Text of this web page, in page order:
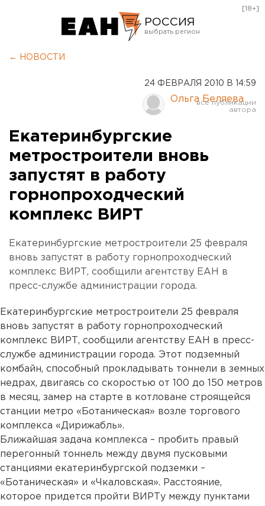
РОССИЯ
Курган
Оренбург
[18+]
← НОВОСТИ
24 ФЕВРАЛЯ 2010 В 14:59
Ольга Беляева
Екатеринбургские
метростроители вновь
запустят в работу
горнопроходческий
комплекс ВИРТ
Екатеринбургские метростроители 25 февраля
вновь запустят в работу горнопроходческий
комплекс ВИРТ, сообщили агентству ЕАН в
пресс-службе администрации города.
Екатеринбургские метростроители 25 февраля
вновь запустят в работу горнопроходческий
комплекс ВИРТ, сообщили агентству ЕАН в пресс-
службе администрации города. Этот подземный
комбайн, способный прокладывать тоннели в земных
недрах, двигаясь со скоростью от 100 до 150 метров
в месяц, замер на старте в котловане строящейся
станции метро «Ботаническая» возле торгового
комплекса «Дирижабль».
Ближайшая задача комплекса – пробить правый
перегонный тоннель между двумя пусковыми
станциями екатеринбургской подземки –
«Ботаническая» и «Чкаловская». Расстояние,
которое придется пройти ВИРТу между пунктами